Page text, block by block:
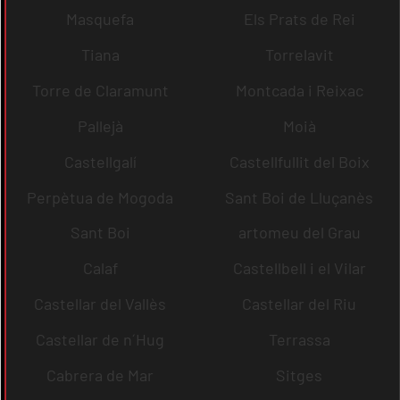
Masquefa
Els Prats de Rei
Tiana
Torrelavit
Torre de Claramunt
Montcada i Reixac
Pallejà
Moià
Castellgalí
Castellfullit del Boix
Perpètua de Mogoda
Sant Boi de Lluçanès
Sant Boi
artomeu del Grau
Calaf
Castellbell i el Vilar
Castellar del Vallès
Castellar del Riu
Castellar de n´Hug
Terrassa
Cabrera de Mar
Sitges